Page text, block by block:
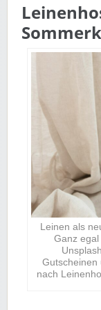
Leinen als
Ganz
Gutscheinen
nach